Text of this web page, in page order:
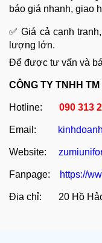
báo giá nhanh, giao
✅ Giá cả cạnh
lượng lớn.
Để được tư vấn và
CÔNG TY TNHH
Hotline: 090 313
Email:
Website:
Fanpage: https://
Địa chỉ: 20 Hồ Hảo